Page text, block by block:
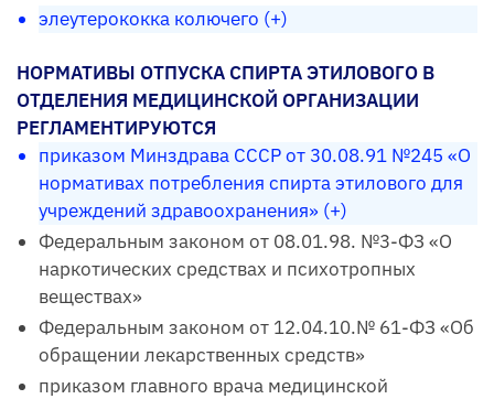
элеутерококка колючего (+)
НОРМАТИВЫ ОТПУСКА СПИРТА ЭТИЛОВОГО В
ОТДЕЛЕНИЯ МЕДИЦИНСКОЙ ОРГАНИЗАЦИИ
РЕГЛАМЕНТИРУЮТСЯ
приказом Минздрава СССР от 30.08.91 №245 «О
нормативах потребления спирта этилового для
учреждений здравоохранения» (+)
Федеральным законом от 08.01.98. №3-ФЗ «О
наркотических средствах и психотропных
веществах»
Федеральным законом от 12.04.10.№ 61-ФЗ «Об
обращении лекарственных средств»
приказом главного врача медицинской